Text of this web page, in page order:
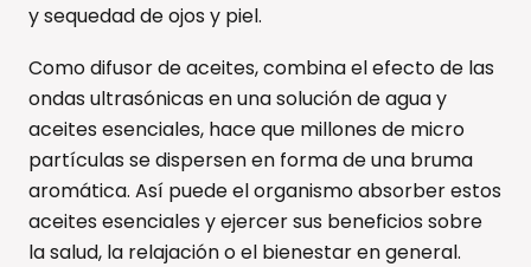
y sequedad de ojos y piel.
Como difusor de aceites, combina el efecto de las
ondas ultrasónicas en una solución de agua y
aceites esenciales, hace que millones de micro
partículas se dispersen en forma de una bruma
aromática. Así puede el organismo absorber estos
aceites esenciales y ejercer sus beneficios sobre
la salud, la relajación o el bienestar en general.